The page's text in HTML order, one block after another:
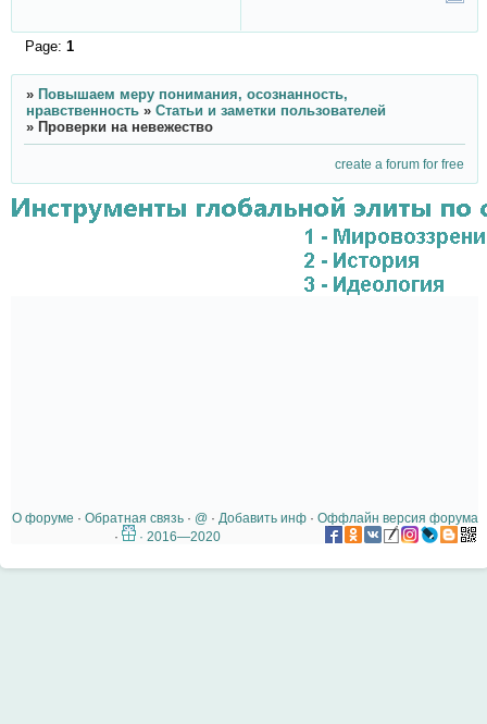
Page: 1
» Повышаем меру понимания, осознанность,
нравственность » Статьи и заметки пользователей
» Проверки на невежество
create a forum for free
О форуме · Обратная связь· @ · Добавить инф· Оффлайн версия форума
·
· 2016—2020